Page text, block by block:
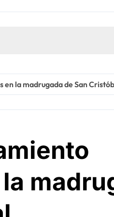
la madrugada de San